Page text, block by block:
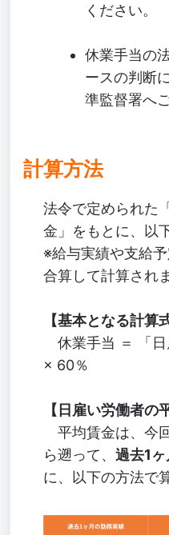
ください。
休業手当の
ースの判断
準監督署へ
計算方法
法令で定められた
金」をもとに、以
※給与実績や支給
合算して計算され
【基本となる計算
休業手当 ＝ 「日
× 60％
【日雇い労働者の
平均賃金は、今
ら遡って、過去1
に、以下の方法で